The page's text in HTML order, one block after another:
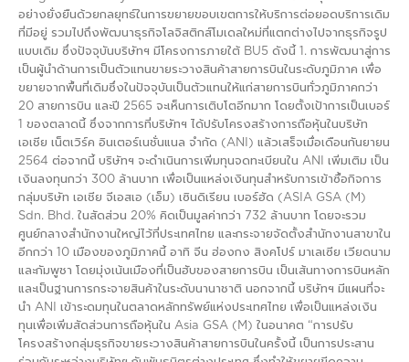
อย่างยั่งยืนด้วยกลยุทธ์ในการขยายขอบเขตการให้บริการต่อยอดบริการเดิม
ที่มีอยู่ รวมไปถึงพัฒนาธุรกิจโลจิสติกส์โมเดลใหม่ที่แตกต่างไปจากธุรกิจรูป
แบบเดิม ซึ่งปัจจุบันบริษัทฯ มีโครงการภายใต้ BU5 ดังนี้ 1. การพัฒนาสู่การ
เป็นผู้นำด้านการเป็นตัวแทนขายระวางสินค้าสายการบินในระดับภูมิภาค เพื่อ
ขยายจากพื้นที่เดิมซึ่งในปัจจุบันเป็นตัวแทนให้แก่สายการบินทั่วภูมิภาคกว่า
20 สายการบิน และปี 2565 จะเห็นการเติบโตอีกมาก โดยตั้งเป้าการเป็นเบอร์
1 ของตลาดนี้ ซึ่งจากการที่บริษัทฯ ได้ปรับโครงสร้างการถือหุ้นในบริษัท
เอเชีย เน็ตเวิร์ค อินเตอร์เนชั่นแนล จำกัด (ANI) แล้วเสร็จเมื่อเดือนกันยายน
2564 ต่อจากนี้ บริษัทฯ จะดำเนินการเพิ่มทุนจดทะเบียนใน ANI เพิ่มเติม เป็น
เงินลงทุนกว่า 300 ล้านบาท เพื่อเป็นแหล่งเงินทุนสำหรับการเข้าซื้อกิจการ
กลุ่มบริษัท เอเชีย จีเอสเอ (เอ็ม) เซินดิเรียน เบอร์ฮัด (ASIA GSA (M)
Sdn. Bhd. ในสัดส่วน 20% คิดเป็นมูลค่ากว่า 732 ล้านบาท โดยจะรวม
ศูนย์กลางสำนักงานใหญ่ไว้ที่ประเทศไทย และกระจายจัดตั้งสำนักงานสาขาใน
อีกกว่า 10 เมืองของภูมิภาคนี้ อาทิ จีน ฮ่องกง สิงคโปร์ มาเลเซีย เวียดนาม
และกัมพูชา โดยมุ่งเน้นเมืองที่เป็นฮับของสายการบิน เป็นเส้นทางการบินหลัก
และเป็นฐานการกระจายสินค้าในระดับนานาชาติ นอกจากนี้ บริษัทฯ มีแผนที่จะ
นำ ANI เข้าระดมทุนในตลาดหลักทรัพย์แห่งประเทศไทย เพื่อเป็นแหล่งเงิน
ทุนเพื่อเพิ่มสัดส่วนการถือหุ้นใน Asia GSA (M) ในอนาคต “การปรับ
โครงสร้างกลุ่มธุรกิจขายระวางสินค้าสายการบินในครั้งนี้ เป็นการประสาน